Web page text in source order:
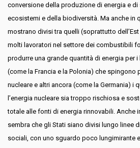
conversione della produzione di energia e
ecosistemi e della biodiversità. Ma anche in
mostrano divisi tra quelli (soprattutto
molti lavoratori nel settore dei combustibili
produrre una grande quantità di energia per
(come la Francia e la Polonia) che spingono
nucleare e altri ancora (come la Germania) i
l’energia nucleare sia troppo rischiosa e
totale alle fonti di energia rinnovabili. Anche
sembra che gli Stati siano divisi lungo linee
sociali, con uno sguardo poco lungimirante